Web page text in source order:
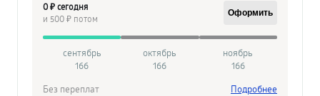
0 ₽ сегодня
и 500 ₽ потом
Оформить
сентябрь
166
октябрь
166
ноябрь
166
Без переплат
Подробнее